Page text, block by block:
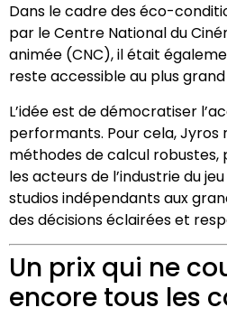
Dans le cadre des éco-
par le Centre National du
animée (CNC), il était
reste accessible au plus
L’idée est de démocratiser
performants. Pour cela, Jyros
méthodes de calcul
les acteurs de l’industrie du
studios indépendants aux
des décisions éclairées et
Un prix qui ne
encore tous les